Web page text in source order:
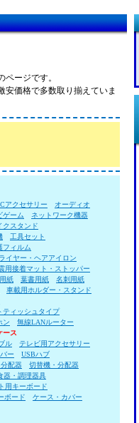
ージです。
安価格で多数取り揃えていま
アクセサリー
オーディオ
ゲーム
ネットワーク機器
クスタンド
工具セット
フィルム
イヤー・ヘアアイロン
用接着マット・ストッパー
紙 葉書用紙
名刺用紙
車載用ホルダー・スタンド
ティッシュタイプ
ン
無線LANルーター
ース
ル
テレビ用アクセサリー
ー
USBハブ
配器
切替機・分配器
器・調理器具
用キーボード
ボード
ケース・カバー